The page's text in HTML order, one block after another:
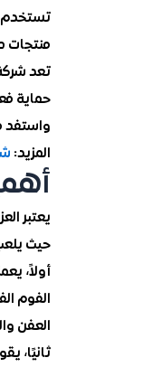
تستخدم
منتجات
تعد
حماية
واستفد
المزيد:
يعتبر
حيث
أولاً،
الفوم
العفن
ثانيًا،